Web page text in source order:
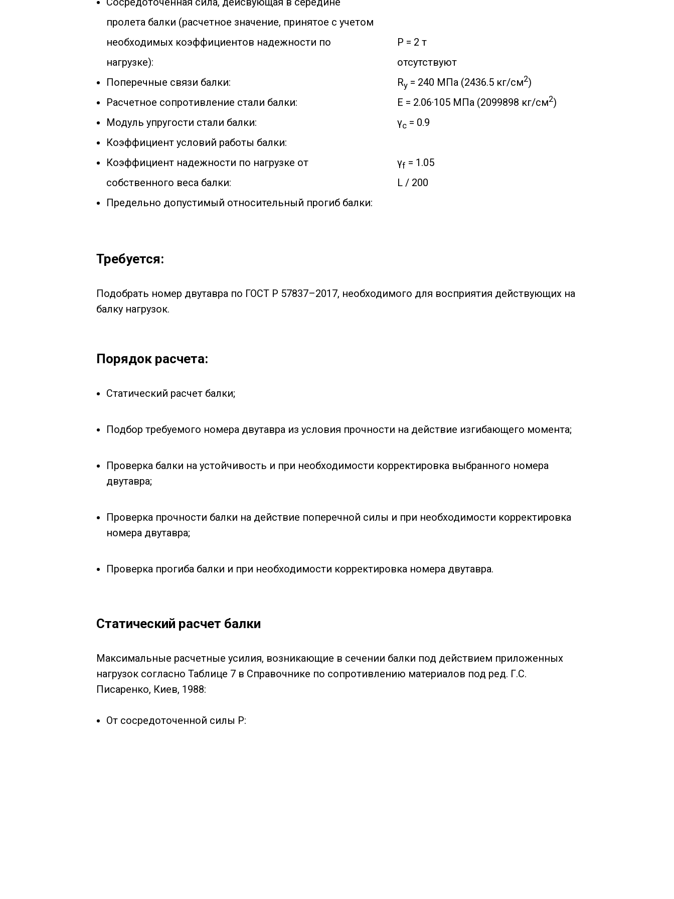
пролета балки (расчетное значение, принятое с учетом
необходимых коэффициентов надежности по
нагрузке):
Поперечные связи балки:
Расчетное сопротивление стали балки:
Модуль упругости стали балки:
Коэффициент условий работы балки:
Коэффициент надежности по нагрузке от
собственного веса балки:
Предельно допустимый относительный прогиб балки:
P = 2 т
отсутствуют
Ry = 240 МПа (2436.5 кг/см2)
E = 2.06·105 МПа (2099898 кг/см2)
γc = 0.9
γf = 1.05
L / 200
Требуется:
Подобрать номер двутавра по ГОСТ Р 57837–2017, необходимого для восприятия действующих на
балку нагрузок.
Порядок расчета:
Статический расчет балки;
Подбор требуемого номера двутавра из условия прочности на действие изгибающего момента;
Проверка балки на устойчивость и при необходимости корректировка выбранного номера
двутавра;
Проверка прочности балки на действие поперечной силы и при необходимости корректировка
номера двутавра;
Проверка прогиба балки и при необходимости корректировка номера двутавра.
Статический расчет балки
Максимальные расчетные усилия, возникающие в сечении балки под действием приложенных
нагрузок согласно Таблице 7 в Справочнике по сопротивлению материалов под ред. Г.С.
Писаренко, Киев, 1988:
От сосредоточенной силы P: